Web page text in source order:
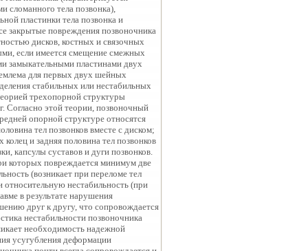
сломанного тела позвонка),
пластинки тела позвонка и
закрытые повреждения позвоночника
дисков, костных и связочных
если имеется смещение смежных
замыкательными пластинами двух
для первых двух шейных
стабильных или нестабильных
трехопорной структуры
Согласно этой теории, позвоночный
опорной структуре относятся
тел позвонков вместе с диском;
и задняя половина тел позвонков
капсулы суставов и дуги позвонков.
которых повреждается минимум две
(возникает при переломе тел
относительную нестабильность (при
в результате нарушения
друг к другу, что сопровождается
нестабильности позвоночника
необходимость надежной
усугубления деформации